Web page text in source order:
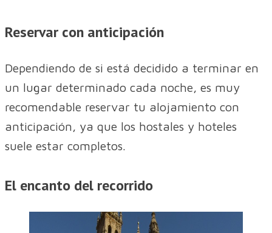
Reservar con anticipación
Dependiendo de si está decidido a terminar en
un lugar determinado cada noche, es muy
recomendable reservar tu alojamiento con
anticipación, ya que los hostales y hoteles
suele estar completos.
El encanto del recorrido